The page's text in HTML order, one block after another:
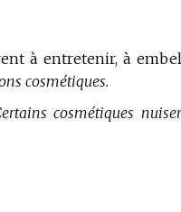
à entretenir, à
cosmétiques.
cosmétiques